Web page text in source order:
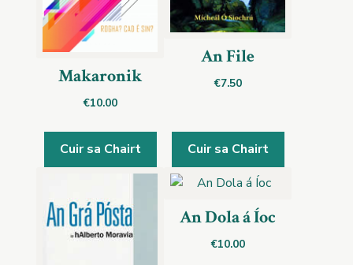
Makaronik
€10.00
Cuir sa Chairt
An File
€7.50
Cuir sa Chairt
An Dola á Íoc
€10.00